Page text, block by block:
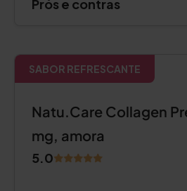
Prós e contras
SABOR REFRESCANTE
Natu.Care Collagen
mg, amora
5.0